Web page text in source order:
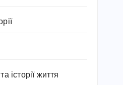
історії життя